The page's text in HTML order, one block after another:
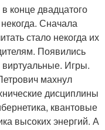
конце двадцатого
Сначала
стало некогда их
Появились
виртуальные. Игры.
махнул
дисциплины
квантовые
высоких энергий. А